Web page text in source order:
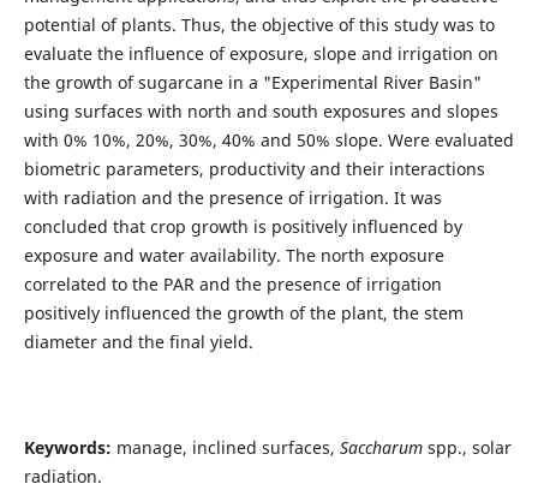
potential of plants. Thus, the objective of this study was to
evaluate the influence of exposure, slope and irrigation on
the growth of sugarcane in a "Experimental River Basin"
using surfaces with north and south exposures and slopes
with 0% 10%, 20%, 30%, 40% and 50% slope. Were evaluated
biometric parameters, productivity and their interactions
with radiation and the presence of irrigation. It was
concluded that crop growth is positively influenced by
exposure and water availability. The north exposure
correlated to the PAR and the presence of irrigation
positively influenced the growth of the plant, the stem
diameter and the final yield.
Keywords: manage, inclined surfaces, Saccharum spp., solar
radiation.